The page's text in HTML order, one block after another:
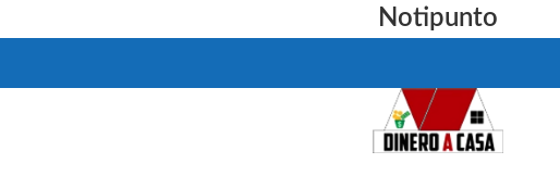
Notipunto